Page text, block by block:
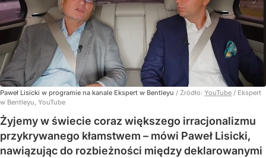
Paweł Lisicki w programie na kanale Ekspert w Bentleyu / Źródło: YouTube / Ekspert
w Bentleyu, YouTube
Żyjemy w świecie coraz większego irracjonalizmu
przykrywanego kłamstwem – mówi Paweł Lisicki,
nawiązując do rozbieżności między deklarowanymi